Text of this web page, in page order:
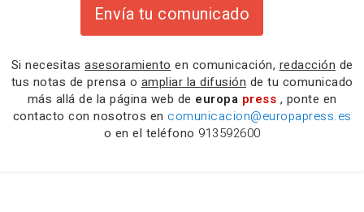
Envía tu comunicado
Si necesitas asesoramiento en comunicación, redacción de
tus notas de prensa o ampliar la difusión de tu comunicado
más allá de la página web de europa press , ponte en
contacto con nosotros en comunicacion@europapress.es
o en el teléfono 913592600